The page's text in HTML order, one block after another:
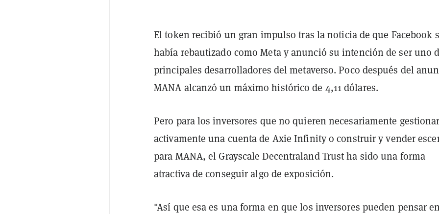
El token recibió un gran impulso tras la noticia de que Facebook
había rebautizado como Meta y anunció su intención de ser uno
principales desarrolladores del metaverso. Poco después del
MANA alcanzó un máximo histórico de 4,11 dólares.
Pero para los inversores que no quieren necesariamente gestionar
activamente una cuenta de Axie Infinity o construir y vender
para MANA, el Grayscale Decentraland Trust ha sido una forma
atractiva de conseguir algo de exposición.
"Así que esa es una forma en que los inversores pueden pensar en